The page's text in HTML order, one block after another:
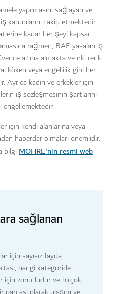
yapılmasını sağlayan ve
kanunlarını takip etmektedir.
kadar her şeyi kapsar.
rağmen, BAE yasaları iş
altına almakta ve ırk, renk,
köken veya engellilik gibi her
Ayrıca kadın ve erkekler için
iş sözleşmesinin şartlarını
için kendi alanlarına veya
haberdar olmaları önemlidir.
bilgi MOHRE'nin resmi web
sağlanan
için sayısız fayda
hangi kategoride
için zorunludur ve birçok